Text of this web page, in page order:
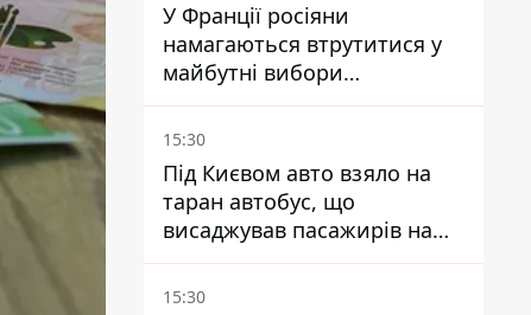
У Франції росіяни
намагаються втрутитися у
майбутні вибори
президента завдяки ботам
15:30
Під Києвом авто взяло на
таран автобус, що
висаджував пасажирів на
зупинці - пасажирка в
лікарні
15:30